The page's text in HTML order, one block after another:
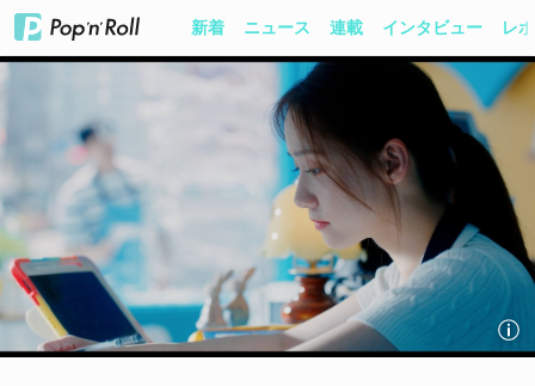
新着 ニュース 連載 インタビュー レ